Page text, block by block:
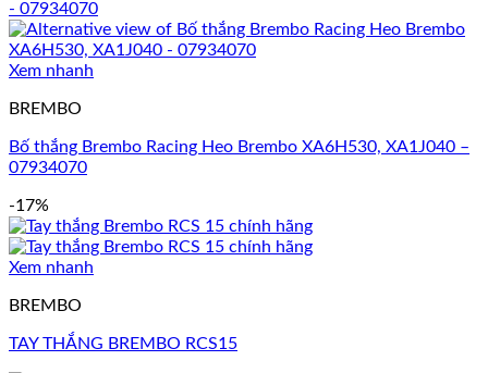
Xem nhanh
BREMBO
Bố thắng Brembo Racing Heo Brembo XA6H530, XA1J040 –
07934070
-17%
Xem nhanh
BREMBO
TAY THẮNG BREMBO RCS15